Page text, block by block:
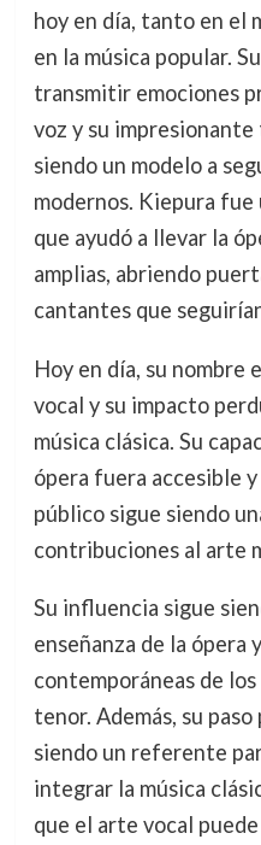
hoy en día, tanto en el
en la música popular.
transmitir emociones
voz y su
siendo un modelo a
modernos. Kiepura fue
que ayudó a llevar la
amplias, abriendo
cantantes que
Hoy en día, su nombre
vocal y su impacto
música clásica. Su
ópera fuera accesible
público sigue siendo
contribuciones al arte
Su influencia sigue
enseñanza de la
contemporáneas de
tenor. Además, su
siendo un referente
integrar la música
que el arte vocal